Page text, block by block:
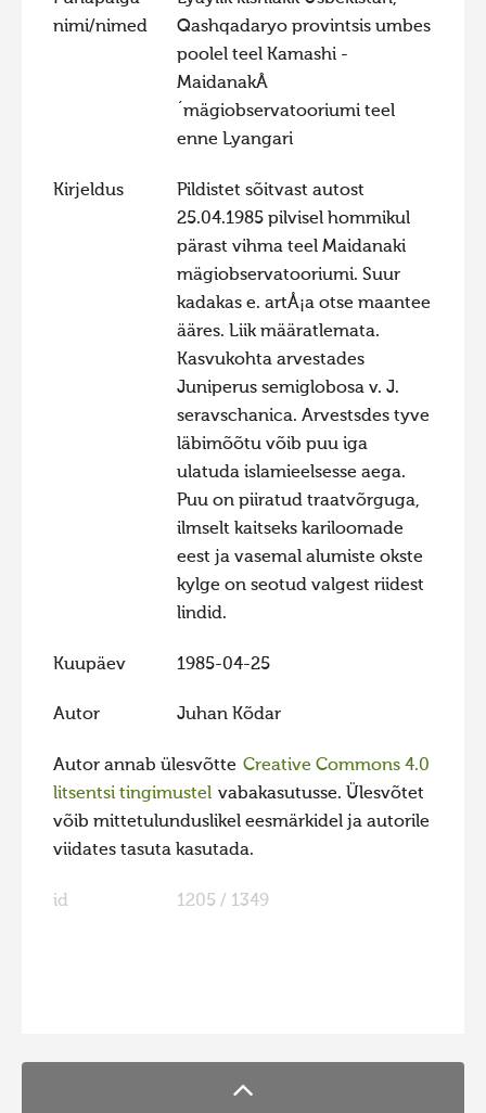
Liikuvad kuvad 2022
Hiite kuvavõistlus 2021
Liikuvad kuvad 2021
Hiite kuvavõistlus 2020 lisa
Liikuvad kuvad 2020
Hiite kuvavõistlus 2019
Hiite kuvavõistlus 2018
Hiite kuvavõistlus 2017
Hiite kuvavõistlus 2016
Hiite kuvavõistlus 2015
Hiite kuvavõistlus 2014
Hiite kuvavõistlus 2012
Hiite kuvavõistlus 2011
Hiite kuvavõistlus 2009
nimi/nimed
Qashqadaryo provintsis umbes
poolel teel Kamashi -
MaidanakÂ
´mägiobservatooriumi teel
enne Lyangari
Kirjeldus
Pildistet sõitvast autost
25.04.1985 pilvisel hommikul
pärast vihma teel Maidanaki
mägiobservatooriumi. Suur
kadakas e. artÅ¡a otse maantee
ääres. Liik määratlemata.
Kasvukohta arvestades
Juniperus semiglobosa v. J.
seravschanica. Arvestsdes tyve
läbimõõtu võib puu iga
ulatuda islamieelsesse aega.
Puu on piiratud traatvõrguga,
ilmselt kaitseks kariloomade
eest ja vasemal alumiste okste
kylge on seotud valgest riidest
lindid.
Kuupäev 1985-04-25
Autor Juhan Kõdar
Autor annab ülesvõtte Creative Commons 4.0
litsentsi tingimustel vabakasutusse. Ülesvõtet
võib mittetulunduslikel eesmärkidel ja autorile
viidates tasuta kasutada.
id 1205 / 1349